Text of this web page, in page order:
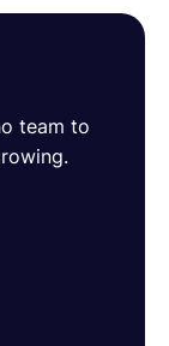
team to